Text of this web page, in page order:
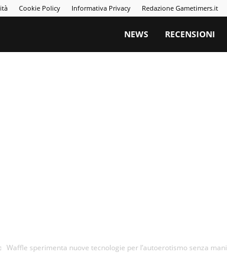
Cookie Policy Informativa Privacy Redazione Gametimers.it
Gametimers
NEWS RECENSIONI
Waffle sperimenta nuove tecnologie per l’autoerotismo senza mani